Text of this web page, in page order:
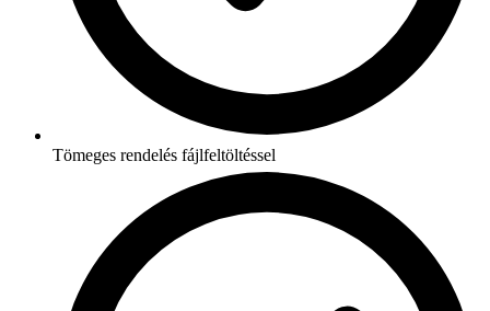
Tömeges rendelés fájlfeltöltéssel